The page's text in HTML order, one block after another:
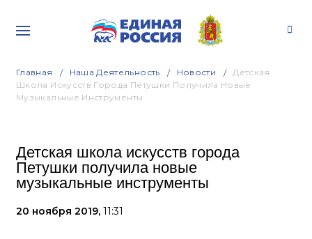
Главная Наша Деятельность Новости
Детская
Школа Искусств Города Петушки Получила Новые
Музыкальные Инструменты
Детская школа искусств города
Петушки получила новые
музыкальные инструменты
20 ноября 2019, 11:31